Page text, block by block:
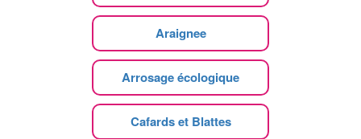
Araignee
Arrosage écologique
Cafards et Blattes